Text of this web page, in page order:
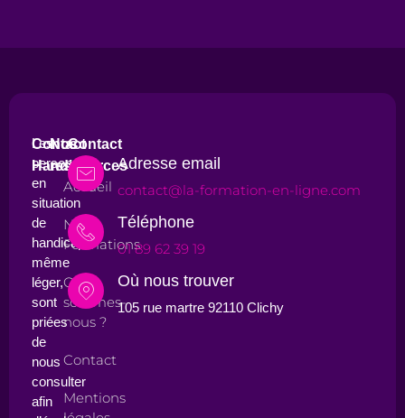
Contact
Handicap
Les
personnes
en
situation
de
handicap,
même
léger,
sont
priées
de
nous
consulter
afin
Nos
ressources
Accueil
Nos
Formations
Qui
sommes-
nous ?
Contact
Mentions
Contact
Adresse email
contact@la-formation-en-ligne.com
Téléphone
01 89 62 39 19
Où nous trouver
105 rue martre 92110 Clichy